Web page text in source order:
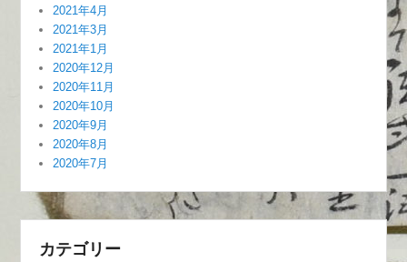
2021年4月
2021年3月
2021年1月
2020年12月
2020年11月
2020年10月
2020年9月
2020年8月
2020年7月
カテゴリー